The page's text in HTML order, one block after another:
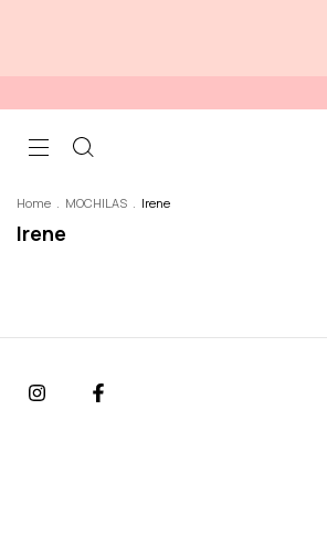
Home . MOCHILAS . Irene
Irene